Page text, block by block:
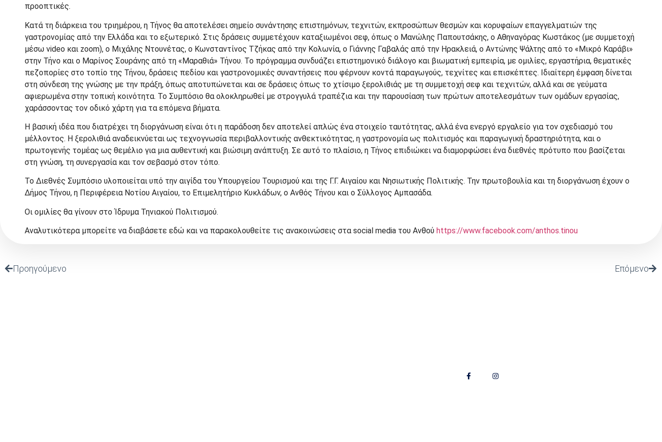
προοπτικές.
Κατά τη διάρκεια του τριημέρου, η Τήνος θα αποτελέσει σημείο συνάντησης επιστημόνων, τεχνιτών, εκπροσώπων θεσμών και κορυφαίων επαγγελματιών της
γαστρονομίας από την Ελλάδα και το εξωτερικό. Στις δράσεις συμμετέχουν καταξιωμένοι σεφ, όπως ο Μανώλης Παπουτσάκης, ο Αθηναγόρας Κωστάκος (με συμμετοχή
μέσω video και zoom), ο Μιχάλης Ντουνέτας, ο Κωνσταντίνος Τζήκας από την Κολωνία, ο Γιάννης Γαβαλάς από την Ηρακλειά, ο Αντώνης Ψάλτης από το «Μικρό Καράβι»
στην Τήνο και ο Μαρίνος Σουράνης από τη «Μαραθιά» Τήνου. Το πρόγραμμα συνδυάζει επιστημονικό διάλογο και βιωματική εμπειρία, με ομιλίες, εργαστήρια, θεματικές
πεζοπορίες στο τοπίο της Τήνου, δράσεις πεδίου και γαστρονομικές συναντήσεις που φέρνουν κοντά παραγωγούς, τεχνίτες και επισκέπτες. Ιδιαίτερη έμφαση δίνεται
στη σύνδεση της γνώσης με την πράξη, όπως αποτυπώνεται και σε δράσεις όπως το χτίσιμο ξερολιθιάς με τη συμμετοχή σεφ και τεχνιτών, αλλά και σε γεύματα
αφιερωμένα στην τοπική κοινότητα. Το Συμπόσιο θα ολοκληρωθεί με στρογγυλά τραπέζια και την παρουσίαση των πρώτων αποτελεσμάτων των ομάδων εργασίας,
χαράσσοντας τον οδικό χάρτη για τα επόμενα βήματα.
Η βασική ιδέα που διατρέχει τη διοργάνωση είναι ότι η παράδοση δεν αποτελεί απλώς ένα στοιχείο ταυτότητας, αλλά ένα ενεργό εργαλείο για τον σχεδιασμό του
μέλλοντος. Η ξερολιθιά αναδεικνύεται ως τεχνογνωσία περιβαλλοντικής ανθεκτικότητας, η γαστρονομία ως πολιτισμός και παραγωγική δραστηριότητα, και ο
πρωτογενής τομέας ως θεμέλιο για μια αυθεντική και βιώσιμη ανάπτυξη. Σε αυτό το πλαίσιο, η Τήνος επιδιώκει να διαμορφώσει ένα διεθνές πρότυπο που βασίζεται
στη γνώση, τη συνεργασία και τον σεβασμό στον τόπο.
Το Διεθνές Συμπόσιο υλοποιείται υπό την αιγίδα του Υπουργείου Τουρισμού και της Γ.Γ. Αιγαίου και Νησιωτικής Πολιτικής. Την πρωτοβουλία και τη διοργάνωση έχουν ο
Δήμος Τήνου, η Περιφέρεια Νοτίου Αιγαίου, το Επιμελητήριο Κυκλάδων, ο Ανθός Τήνου και ο Σύλλογος Αμπασάδα.
Οι ομιλίες θα γίνουν στο Ίδρυμα Τηνιακού Πολιτισμού.
Αναλυτικότερα μπορείτε να διαβάσετε εδώ και να παρακολουθείτε τις ανακοινώσεις στα social media του Ανθού https://www.facebook.com/anthos.tinou
Προηγούμενο Επόμενο